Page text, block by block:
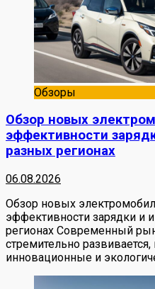
Обзоры
Обзор новых
эффективности
разных регионах
06.08.2026
Обзор новых
эффективности зарядки и
регионах Современный
стремительно
инновационные и